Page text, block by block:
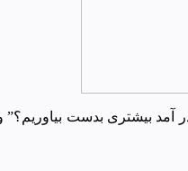
بیشتری بدست بیاوریم؟”